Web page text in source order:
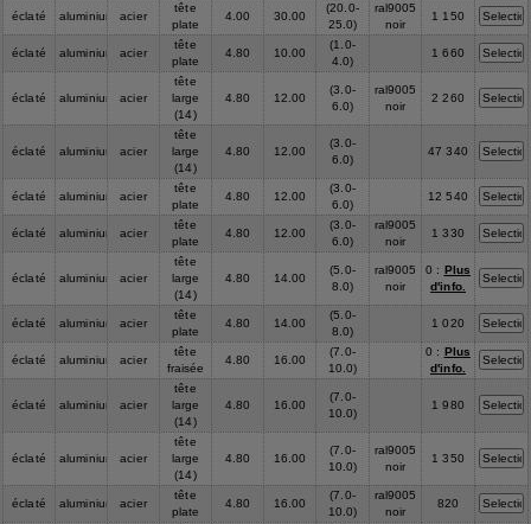
éclaté aluminium acier
tête
plate
4.00 30.00
(20.0-
25.0)
ral9005
noir
1 150
éclaté aluminium acier
tête
plate
4.80 10.00
(1.0-
4.0)
1 660
éclaté aluminium acier
tête
large
(14)
4.80 12.00
(3.0-
6.0)
ral9005
noir
2 260
éclaté aluminium acier
tête
large
(14)
4.80 12.00
(3.0-
6.0)
47 340
éclaté aluminium acier
tête
plate
4.80 12.00
(3.0-
6.0)
12 540
éclaté aluminium acier
tête
plate
4.80 12.00
(3.0-
6.0)
ral9005
noir
1 330
éclaté aluminium acier
tête
large
(14)
4.80 14.00
(5.0-
8.0)
ral9005
noir
0 : Plus
d'info.
éclaté aluminium acier
tête
plate
4.80 14.00
(5.0-
8.0)
1 020
éclaté aluminium acier
tête
fraisée
4.80 16.00
(7.0-
10.0)
0 : Plus
d'info.
éclaté aluminium acier
tête
large
(14)
4.80 16.00
(7.0-
10.0)
1 980
éclaté aluminium acier
tête
large
(14)
4.80 16.00
(7.0-
10.0)
ral9005
noir
1 350
éclaté aluminium acier
tête
plate
4.80 16.00
(7.0-
10.0)
ral9005
noir
820